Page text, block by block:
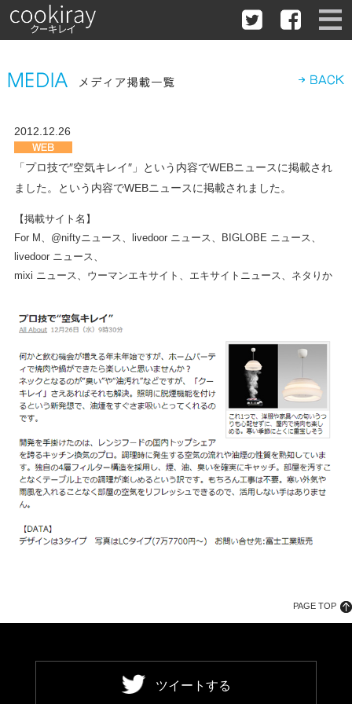
2012.12.26
「プロ技で″空気キレイ″」という内容でWEBニュースに掲載され
ました。という内容でWEBニュースに掲載されました。
【掲載サイト名】
For M、@niftyニュース、livedoor ニュース、BIGLOBE ニュース、
livedoor ニュース、
mixi ニュース、ウーマンエキサイト、エキサイトニュース、ネタりか
PAGE TOP
ツイートする